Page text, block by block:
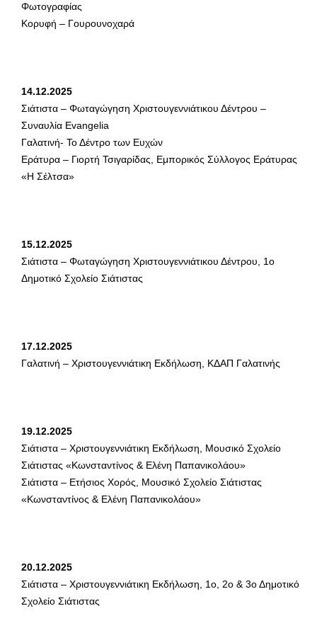
Φωτογραφίας
Κορυφή – Γουρουνοχαρά
14.12.2025
Σιάτιστα – Φωταγώγηση Χριστουγεννιάτικου Δέντρου –
Συναυλία Evangelia
Γαλατινή- Το Δέντρο των Ευχών
Εράτυρα – Γιορτή Τσιγαρίδας, Εμπορικός Σύλλογος Εράτυρας
«Η Σέλτσα»
15.12.2025
Σιάτιστα – Φωταγώγηση Χριστουγεννιάτικου Δέντρου, 1ο
Δημοτικό Σχολείο Σιάτιστας
17.12.2025
Γαλατινή – Χριστουγεννιάτικη Εκδήλωση, ΚΔΑΠ Γαλατινής
19.12.2025
Σιάτιστα – Χριστουγεννιάτικη Εκδήλωση, Μουσικό Σχολείο
Σιάτιστας «Κωνσταντίνος & Ελένη Παπανικολάου»
Σιάτιστα – Ετήσιος Χορός, Μουσικό Σχολείο Σιάτιστας
«Κωνσταντίνος & Ελένη Παπανικολάου»
20.12.2025
Σιάτιστα – Χριστουγεννιάτικη Εκδήλωση, 1ο, 2ο & 3ο Δημοτικό
Σχολείο Σιάτιστας